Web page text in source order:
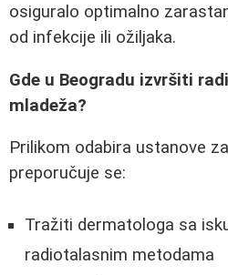
osiguralo optimalno
od infekcije ili ožiljaka.
Gde u Beogradu izvršiti
mladeža?
Prilikom odabira ustanove
preporučuje se:
Tražiti dermatologa sa
radiotalasnim metodama